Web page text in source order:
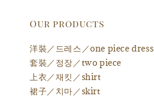
Our products
洋裝／드레스／one piece dress
套裝／정장／two piece
上衣／재킷／shirt
裙子／치마／skirt